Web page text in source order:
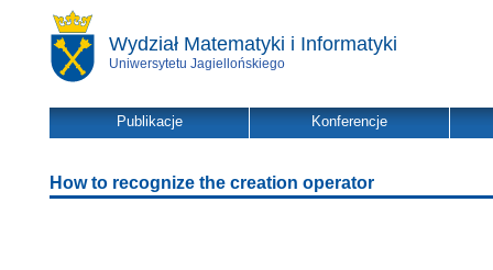
Wydział Matematyki i Informatyki
Uniwersytetu Jagiellońskiego
Publikacje Konferencje
How to recognize the creation operator